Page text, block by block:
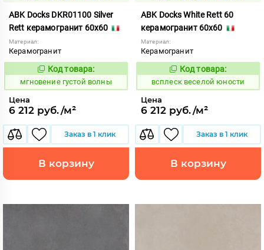
ABK Docks DKR01100 Silver
Rett керамогранит 60x60
Материал:
Керамогранит
940387
Код товара:
мгновение густой волны
Цена
6 212 руб./м²
Заказ в 1 клик
В корзину
ABK Docks White Rett 60
керамогранит 60x60
Материал:
Керамогранит
235623
Код товара:
всплеск веселой юности
Цена
6 212 руб./м²
Заказ в 1 клик
В корзину